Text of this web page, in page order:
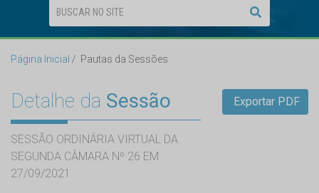
Página Inicial Pautas da Sessões
Detalhe da Sessão
SESSÃO ORDINÁRIA VIRTUAL DA
SEGUNDA CÂMARA Nº 26 EM
27/09/2021
Exportar PDF